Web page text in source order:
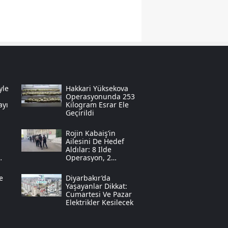
Tekirdağ
Trabzon
Tunceli
Şanlıurfa
Uşak
Hakkari Yüksekova
Operasyonunda 253
Kilogram Esrar Ele
Geçirildi
Rojin Kabaiş’in
Ailesini De Hedef
Aldılar: 8 Ilde
Operasyon, 2
Diyarbakır’da
Yaşayanlar Dikkat:
Cumartesi Ve Pazar
Elektrikler Kesilecek